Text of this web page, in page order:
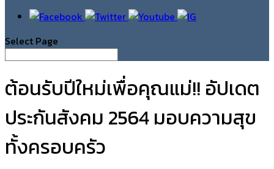
Select Page
ต้อนรับปีใหม่เพื่อคุณแม่!! อัปเดต
ประกันสังคม 2564 มอบความสุข
ทั้งครอบครัว